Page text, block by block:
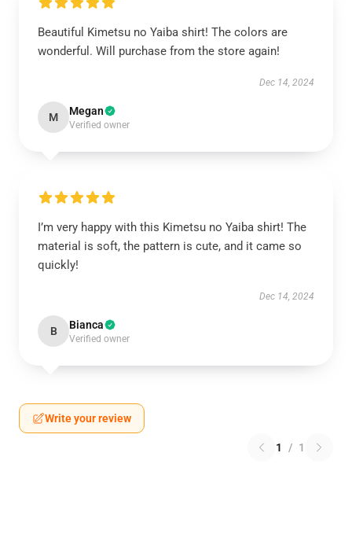
Beautiful Kimetsu no Yaiba shirt! The colors are
wonderful. Will purchase from the store again!
Dec 14, 2024
M Megan
Verified owner
I’m very happy with this Kimetsu no Yaiba shirt! The
material is soft, the pattern is cute, and it came so
quickly!
Dec 14, 2024
B Bianca
Verified owner
Write your review
1 / 1